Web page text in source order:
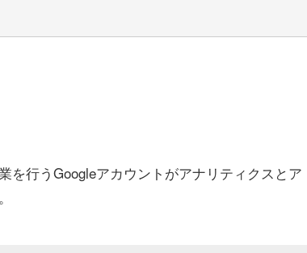
を行うGoogleアカウントがアナリティクスとア